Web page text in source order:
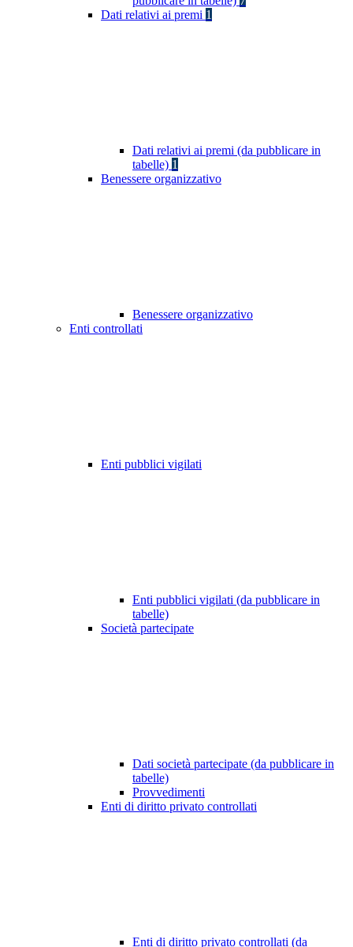
Dati relativi ai premi 1
Dati relativi ai premi (da pubblicare in
tabelle) 1
Benessere organizzativo
Benessere organizzativo
Enti controllati
Enti pubblici vigilati
Enti pubblici vigilati (da pubblicare in
tabelle)
Società partecipate
Dati società partecipate (da pubblicare in
tabelle)
Provvedimenti
Enti di diritto privato controllati
Enti di diritto privato controllati (da